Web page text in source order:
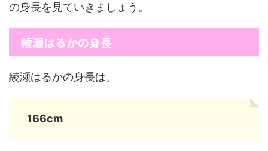
の身長を見ていきましょう。
綾瀬はるかの身長
綾瀬はるかの身長は、
166cm